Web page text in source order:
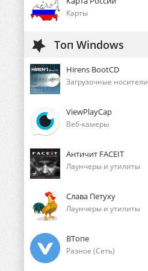
Карты
Топ Windows
Hirens BootCD
Загрузочные носители
ViewPlayCap
Веб-камеры
Античит FACEIT
Лаунчеры и утилиты
Слава Петуху
Лаунчеры и утилиты
ВТопе
Разное (Сеть)